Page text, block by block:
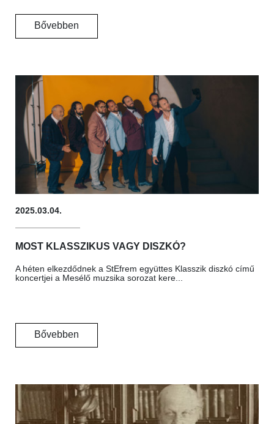
Bővebben
2025.03.04.
MOST KLASSZIKUS VAGY DISZKÓ?
A héten elkezdődnek a StEfrem együttes Klasszik diszkó című
koncertjei a Mesélő muzsika sorozat kere...
Bővebben